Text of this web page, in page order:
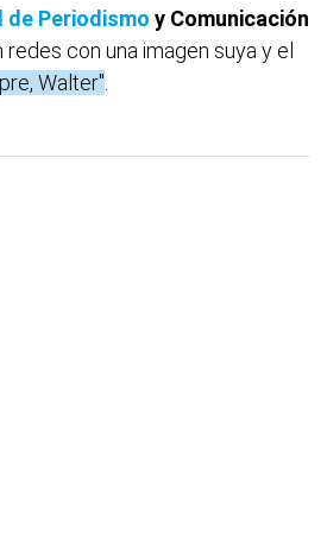
de Periodismo y Comunicación
redes con una imagen suya y el
Walter"